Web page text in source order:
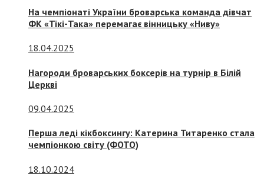
На чемпіонаті України броварська команда дівчат
ФК «Тікі-Така» перемагає вінницьку «Ниву»
18.04.2025
Нагороди броварських боксерів на турнір в Білій
Церкві
09.04.2025
Перша леді кікбоксингу: Катерина Титаренко стала
чемпіонкою світу (ФОТО)
18.10.2024